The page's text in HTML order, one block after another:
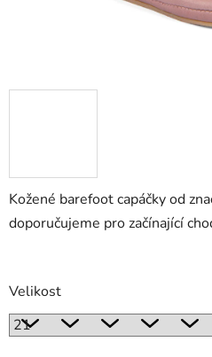
Kožené barefoot capáčky od
doporučujeme pro začínající
Velikost